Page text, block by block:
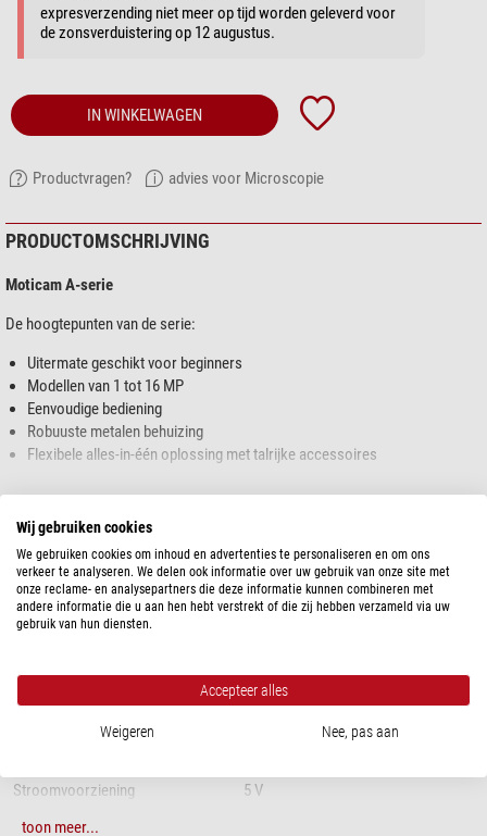
expresverzending niet meer op tijd worden geleverd voor
de zonsverduistering op 12 augustus.
IN WINKELWAGEN
Productvragen? advies voor Microscopie
PRODUCTOMSCHRIJVING
Moticam A-serie
De hoogtepunten van de serie:
Uitermate geschikt voor beginners
Modellen van 1 tot 16 MP
Eenvoudige bediening
Robuuste metalen behuizing
Flexibele alles-in-één oplossing met talrijke accessoires
DeMoticam A1is geschikt voor zowel beginners als gevorderde
liefhebbers die op zoek zijn naar een betaalbare digitale oplossing voor hun
microscoop. Neem foto's met 720p en werk met een constante
beeldsnelheid en alle accessoires.
Specificaties Moticam A1:
Sensorgrootte:1/3,1"
Live-weergavemodus via USB:
1280x720, 1024x768 pixels
toon meer...
SPECIFICATIES
Capaciteit
Megapixel
1
1280*720
Resolutie video
Stroomvoorziening
5 V
toon meer...
Wij gebruiken cookies
We gebruiken cookies om inhoud en advertenties te personaliseren en om ons
verkeer te analyseren. We delen ook informatie over uw gebruik van onze site met
onze reclame- en analysepartners die deze informatie kunnen combineren met
andere informatie die u aan hen hebt verstrekt of die zij hebben verzameld via uw
gebruik van hun diensten.
Accepteer alles
Weigeren Nee, pas aan